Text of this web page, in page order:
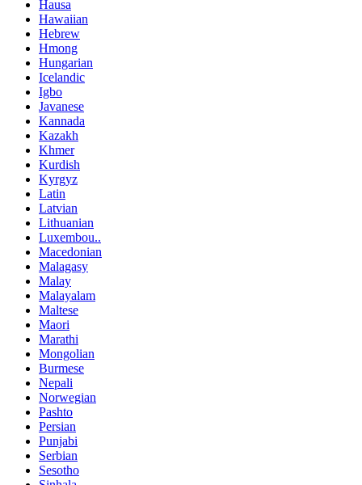
Hausa
Hawaiian
Hebrew
Hmong
Hungarian
Icelandic
Igbo
Javanese
Kannada
Kazakh
Khmer
Kurdish
Kyrgyz
Latin
Latvian
Lithuanian
Luxembou..
Macedonian
Malagasy
Malay
Malayalam
Maltese
Maori
Marathi
Mongolian
Burmese
Nepali
Norwegian
Pashto
Persian
Punjabi
Serbian
Sesotho